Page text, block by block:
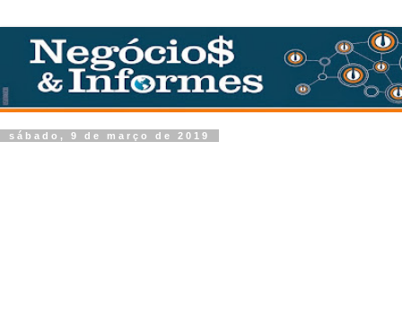
sábado, 9 de março de 2019